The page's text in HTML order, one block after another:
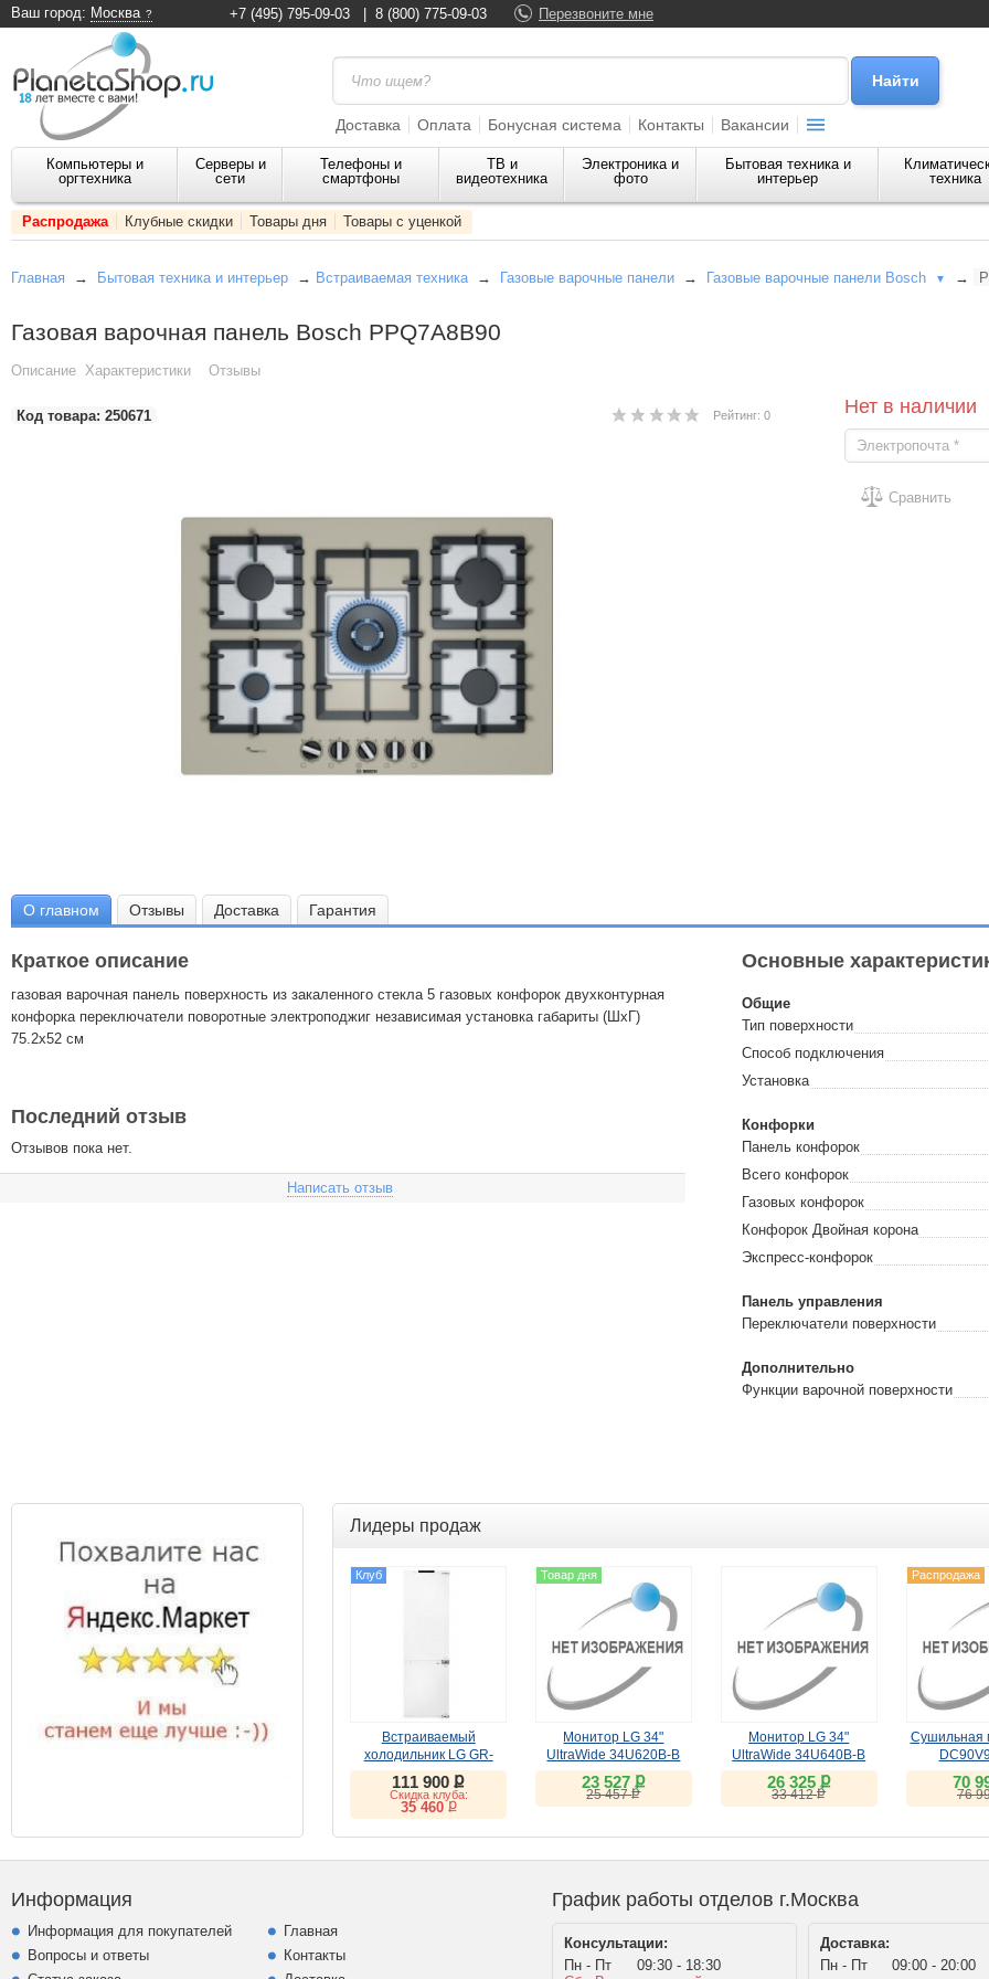
Ваш город: Москва +7 (495) 795-09-03 8 (800) 775-09-03 Перезвоните мне
Доставка Оплата Бонусная система Контакты Вакансии
Компьютеры и
оргтехника
Серверы и
сети
Телефоны и
смартфоны
ТВ и
видеотехника
Электроника и
фото
Бытовая техника и
интерьер
техника
Распродажа Клубные скидки Товары дня Товары с уценкой
Главная → Бытовая техника и интерьер → Встраиваемая техника→ Газовые варочные панели → Газовые варочные панели Bosch ▼ →
Газовая варочная панель Bosch PPQ7A8B90
Описание Характеристики Отзывы
Код товара: 250671 Рейтинг: 0 Нет в наличии
Сравнить
О главном Отзывы Доставка Гарантия
Краткое описание
газовая варочная панель поверхность из закаленного стекла 5 газовых конфорок двухконтурная
конфорка переключатели поворотные электроподжиг независимая установка габариты (ШхГ)
75.2x52 см
Последний отзыв
Отзывов пока нет.
Написать отзыв
Основные
Общие
Тип поверхности
Способ подключения
Установка
Конфорки
Панель конфорок
Всего конфорок
Газовых конфорок
Конфорок Двойная корона
Экспресс-конфорок
Панель управления
Переключатели поверхности
Дополнительно
Функции варочной поверхности
Лидеры продаж
Клуб
Встраиваемый
холодильник LG GR-
SN266LLP
111 900ք
Скидка клуба:
35 460 ք
Товар дня
Монитор LG 34"
UltraWide 34U620B-B
(VA, 144Hz)
23 527 ք
25 457ք
Монитор LG 34"
UltraWide 34U640B-B
(VA, 144Hz)
26 325 ք
33 412ք
Распродажа
Сушильная
70
76
Информация
Информация для покупателей
Вопросы и ответы
Главная
Контакты
График работы отделов г.Москва
Консультации:
Пн - Пт
09:30 - 18:30
Доставка:
Пн - Пт
09:00 - 20:00